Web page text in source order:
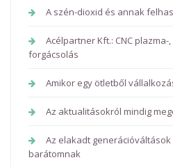
A szén-dioxid és annak
Acélpartner Kft.: CNC plazma-
forgácsolás
Amikor egy ötletből
Az aktualitásokról mindig
Az elakadt
barátomnak